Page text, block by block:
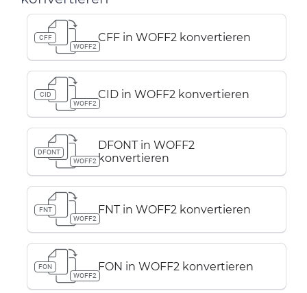
CFF
WOFF2
CFF in WOFF2 konvertieren
CID
WOFF2
CID in WOFF2 konvertieren
DFONT
WOFF2
DFONT in WOFF2
konvertieren
FNT
WOFF2
FNT in WOFF2 konvertieren
FON
WOFF2
FON in WOFF2 konvertieren